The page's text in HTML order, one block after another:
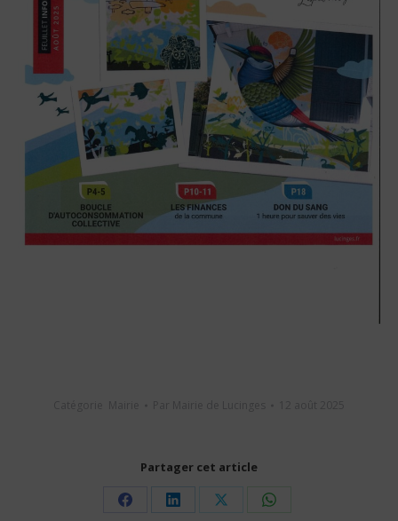
Partager cet article
Share
Share
Share
Share